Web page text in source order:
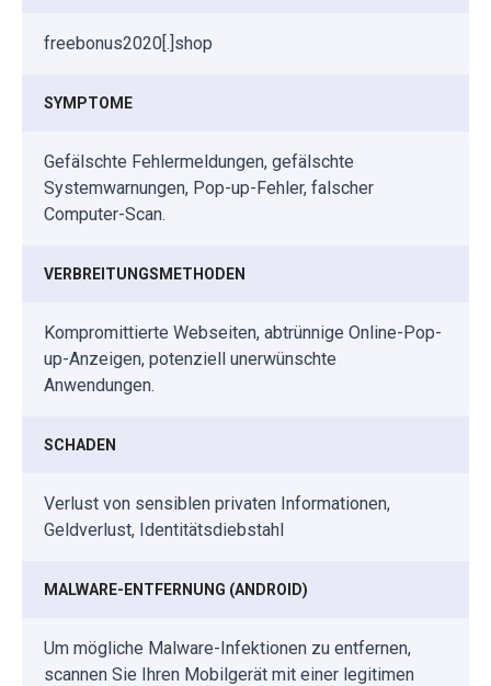
freebonus2020[.]shop
SYMPTOME
Gefälschte Fehlermeldungen, gefälschte
Systemwarnungen, Pop-up-Fehler, falscher
Computer-Scan.
VERBREITUNGSMETHODEN
Kompromittierte Webseiten, abtrünnige Online-Pop-
up-Anzeigen, potenziell unerwünschte
Anwendungen.
SCHADEN
Verlust von sensiblen privaten Informationen,
Geldverlust, Identitätsdiebstahl
MALWARE-ENTFERNUNG (ANDROID)
Um mögliche Malware-Infektionen zu entfernen,
scannen Sie Ihren Mobilgerät mit einer legitimen